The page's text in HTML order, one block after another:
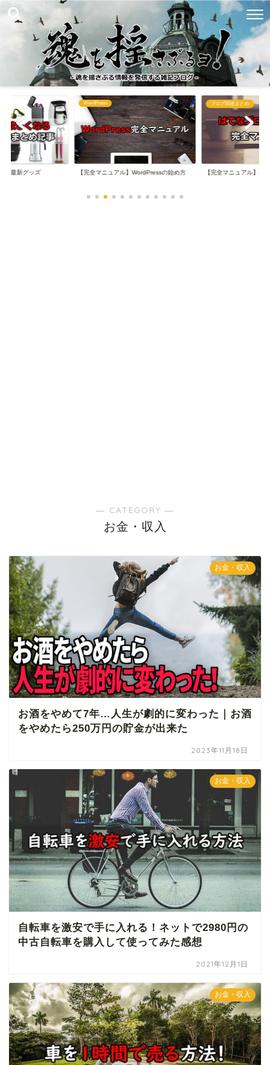
る最新グッズ
WordPress
【完全マニュアル】WordPressの始め方
ブログ関連まとめ
【完全マニュアル】は
― CATEGORY ―
お金・収入
お金・収入
お酒をやめて7年…人生が劇的に変わった｜お酒
をやめたら250万円の貯金が出来た
2023年11月18日
お金・収入
自転車を激安で手に入れる！ネットで2980円の
中古自転車を購入して使ってみた感想
2021年12月1日
お金・収入